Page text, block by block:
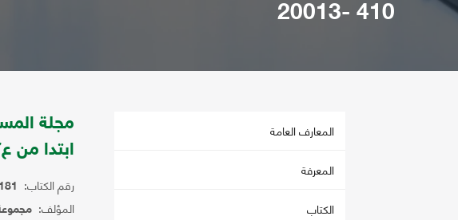
410 -20013
المعارف العامة
المعرفة
الكتاب
مجلة
ابتدا من ع7-1979 حتي ع 410 -20013
رقم الكتاب:
المؤلف: